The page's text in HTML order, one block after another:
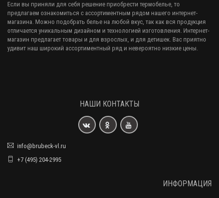
Если вы приняли для себя решение приобрести термобелье, то
предлагаем ознакомиться с ассортиментным рядом нашего интернет-
магазина. Можно подобрать белье на любой вкус, так как вся продукция
отличается уникальным дизайном и технологией изготовления. Интернет-
магазин предлагает товары и для взрослых, и для детишек. Вас приятно
удивит наш широкий ассортиментный ряд и невероятно низкие цены.
НАШИ КОНТАКТЫ
info@brubeck-vl.ru
+7 (495) 204-2995
ИНФОРМАЦИЯ